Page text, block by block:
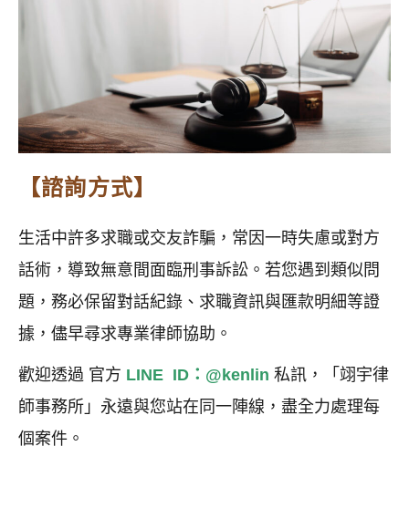
【諮詢方式】
生活中許多求職或交友詐騙，常因一時失慮或對方
話術，導致無意間面臨刑事訴訟。若您遇到類似問
題，務必保留對話紀錄、求職資訊與匯款明細等證
據，儘早尋求專業律師協助。
歡迎透過 官方 LINE ID：@kenlin 私訊，「翊宇律
師事務所」永遠與您站在同一陣線，盡全力處理每
個案件。